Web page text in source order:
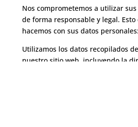
Nos comprometemos a utilizar
de forma responsable y legal. Esto
hacemos con sus datos personales:
Utilizamos los datos recopilados
nuestro sitio web, incluyendo la